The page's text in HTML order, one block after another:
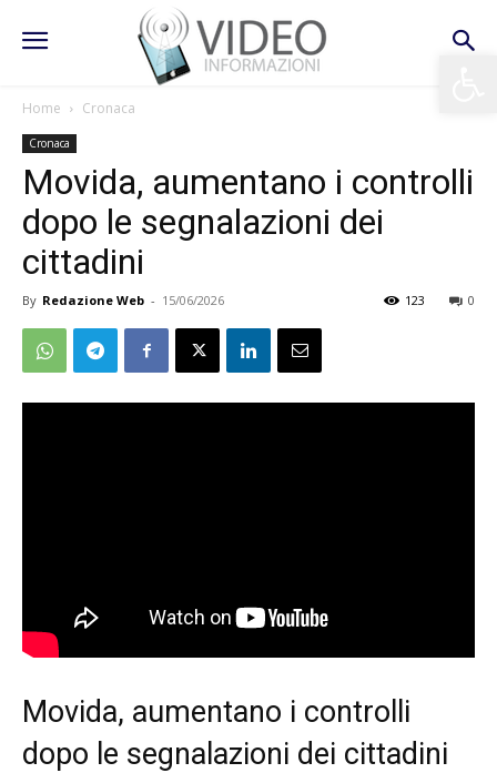
Home Cronaca
Cronaca
Movida, aumentano i controlli
dopo le segnalazioni dei
cittadini
By Redazione Web - 15/06/2026 0
123
Movida, aumentano i controlli
dopo le segnalazioni dei cittadini